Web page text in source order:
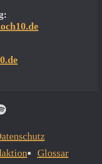
Glossar